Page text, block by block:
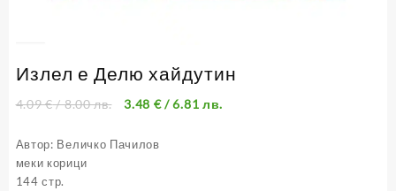
Излел е Делю хайдутин
4.09€/ 8.00 лв. 3.48 €/ 6.81 лв.
Автор: Величко Пачилов
меки корици
144 стр.